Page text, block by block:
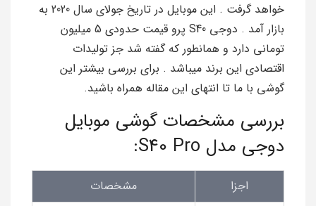
خواهد گرفت . این موبایل در تاریخ جولای سال 2020 به
بازار آمد . دوجی S40 پرو قیمت حدودی 5 میلیون
تومانی دارد و همانطور که گفته شد جز تولیدات
اقتصادی این برند میباشد . برای بررسی بیشتر این
گوشی با ما تا انتهای این مقاله همراه باشید.
بررسی مشخصات گوشی موبایل
دوجی مدل S40 Pro:
اجزا
مشخصات